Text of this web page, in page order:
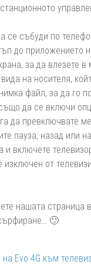
се събуди по
до приложението
за да влезете
на носителя,
файл, за да го
да се включи
да превключвате
пауза, назад или
включете
изключен от
нашата страница
🙂
Evo 4G към